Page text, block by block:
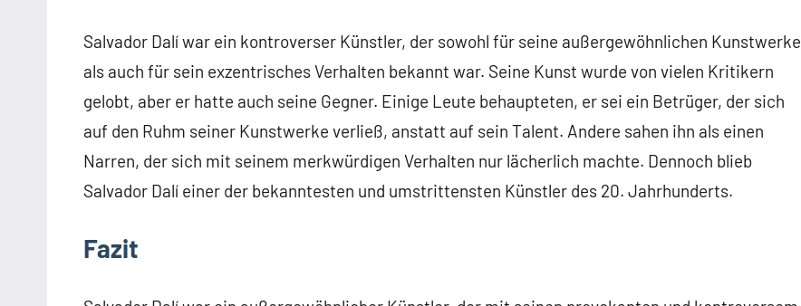
Salvador Dalí war ein kontroverser Künstler, der sowohl für seine außergewöhnlichen Kunstwerke
als auch für sein exzentrisches Verhalten bekannt war. Seine Kunst wurde von vielen Kritikern
gelobt, aber er hatte auch seine Gegner. Einige Leute behaupteten, er sei ein Betrüger, der sich
auf den Ruhm seiner Kunstwerke verließ, anstatt auf sein Talent. Andere sahen ihn als einen
Narren, der sich mit seinem merkwürdigen Verhalten nur lächerlich machte. Dennoch blieb
Salvador Dalí einer der bekanntesten und umstrittensten Künstler des 20. Jahrhunderts.
Fazit